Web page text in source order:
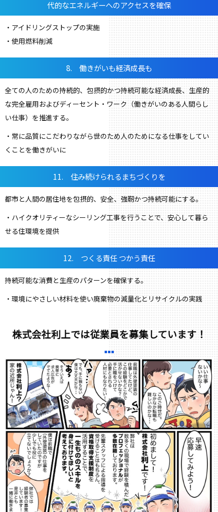
代的なエネルギーへのアクセスを確保
・アイドリングストップの実施
・使用燃料削減
8. 働きがいも経済成長も
全ての人のための持続的、包摂的かつ持続可能な経済成長、生産的
な完全雇用およびディーセント・ワーク（働きがいのある人間らし
い仕事）を推進する。
・常に品質にこだわりながら世のため人のためになる仕事をしてい
くことを働きがいに
11. 住み続けられるまちづくりを
都市と人間の居住地を包摂的、安全、強靭かつ持続可能にする。
・ハイクオリティーなシーリング工事を行うことで、安心して暮ら
せる住環境を提供
12. つくる責任 つかう責任
持続可能な消費と生産のパターンを確保する。
・環境にやさしい材料を使い廃棄物の減量化とリサイクルの実践
株式会社利上では従業員を募集しています！